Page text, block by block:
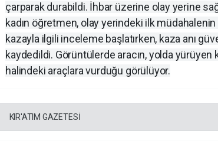
çarparak durabildi. İhbar üzerine olay yerine
kadın öğretmen, olay yerindeki ilk müdahalenin
kazayla ilgili inceleme başlatırken, kaza anı
kaydedildi. Görüntülerde aracın, yolda yürüyen
halindeki araçlara vurduğu görülüyor.
KIR'ATIM GAZETESİ